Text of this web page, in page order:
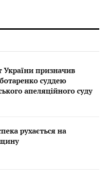
України призначив
суддею
апеляційного суду
рухається на